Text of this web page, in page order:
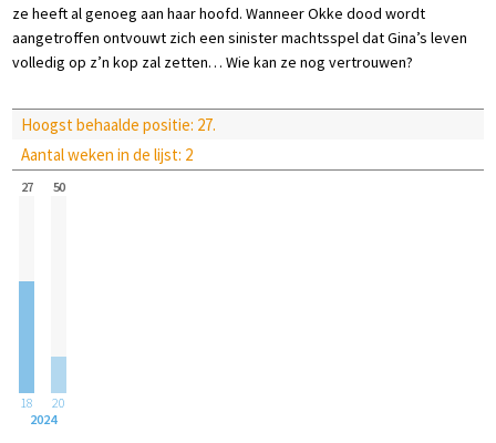
ze heeft al genoeg aan haar hoofd. Wanneer Okke dood wordt
aangetroffen ontvouwt zich een sinister machtsspel dat Gina’s leven
volledig op z’n kop zal zetten… Wie kan ze nog vertrouwen?
Hoogst behaalde positie: 27.
Aantal weken in de lijst: 2
27
18
50
20
2024